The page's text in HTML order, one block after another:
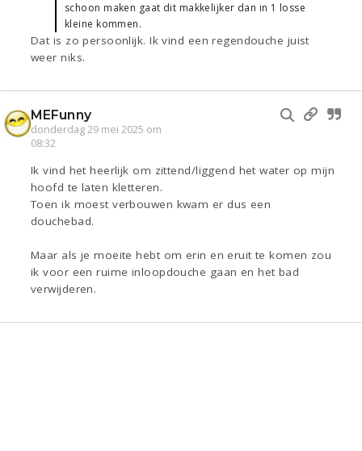
schoon maken gaat dit makkelijker dan in 1 losse
kleine kommen.
Dat is zo persoonlijk. Ik vind een regendouche juist
weer niks.
MEFunny
donderdag 29 mei 2025 om
08:32
Ik vind het heerlijk om zittend/liggend het water op mijn
hoofd te laten kletteren.
Toen ik moest verbouwen kwam er dus een
douchebad.
Maar als je moeite hebt om erin en eruit te komen zou
ik voor een ruime inloopdouche gaan en het bad
verwijderen.